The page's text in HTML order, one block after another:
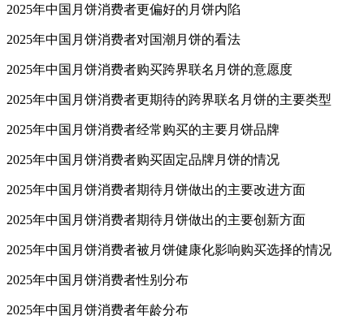
2025年中国月饼消费者更偏好的月饼内陷
2025年中国月饼消费者对国潮月饼的看法
2025年中国月饼消费者购买跨界联名月饼的意愿度
2025年中国月饼消费者更期待的跨界联名月饼的主要类型
2025年中国月饼消费者经常购买的主要月饼品牌
2025年中国月饼消费者购买固定品牌月饼的情况
2025年中国月饼消费者期待月饼做出的主要改进方面
2025年中国月饼消费者期待月饼做出的主要创新方面
2025年中国月饼消费者被月饼健康化影响购买选择的情况
2025年中国月饼消费者性别分布
2025年中国月饼消费者年龄分布